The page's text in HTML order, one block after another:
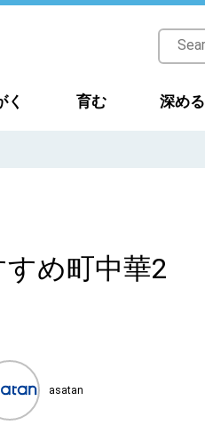
く 育む 深める
め町中華2
asatan